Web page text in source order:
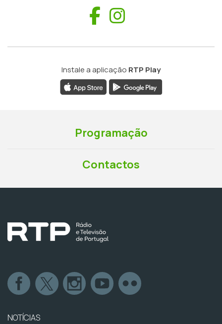
Facebook
Instale a aplicação RTP Play
Programação
Contactos
NOTÍCIAS